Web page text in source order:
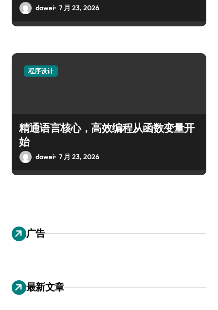
dawei 7 月 23, 2026
程序设计
精通语言核心，高效编程从函数变量开
始
dawei 7 月 23, 2026
广告
最新文章